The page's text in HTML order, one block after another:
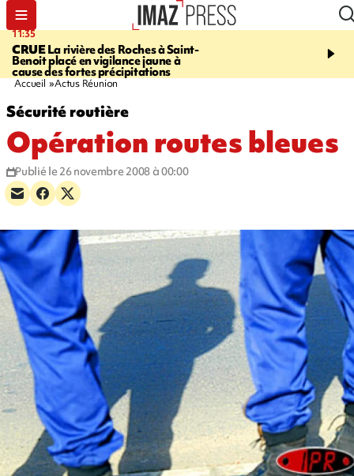
11:35
CRUELa rivière des Roches à Saint-
Benoit placé en vigilance jaune à
cause des fortes précipitations
11:57
Le
Papang a repris du
Accueil Actus Réunion
Sécurité routière
Opération routes bleues
Publié le 26 novembre 2008 à 00:00